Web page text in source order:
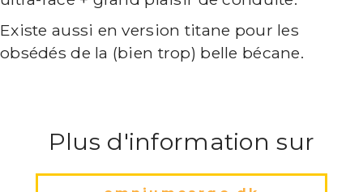
Existe aussi en version titane pour les
obsédés de la (bien trop) belle bécane.
Plus d'information sur